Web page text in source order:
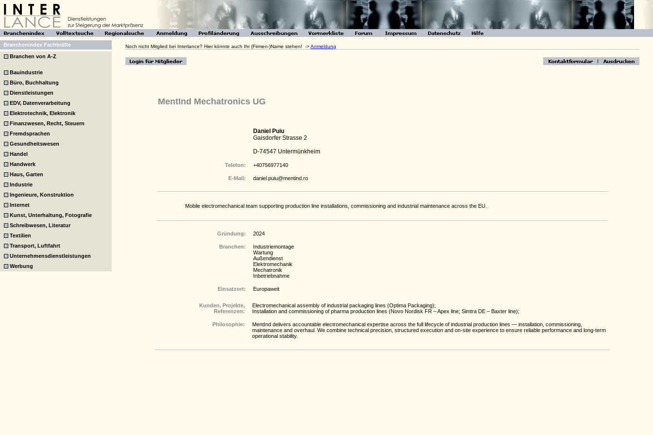
Branchenindex Fachkräfte Noch nicht Mitglied bei Interlance? Hier könnte auch Ihr (Firmen-)Name stehen! ->Anmeldung
Branchen von A-Z
Bauindustrie
Büro, Buchhaltung
Dienstleistungen
EDV, Datenverarbeitung
Elektrotechnik, Elektronik
Finanzwesen, Recht, Steuern
Fremdsprachen
Gesundheitswesen
Handel
Handwerk
Haus, Garten
Industrie
Ingenieure, Konstruktion
Internet
Kunst, Unterhaltung, Fotografie
Schreibwesen, Literatur
Textilien
Transport, Luftfahrt
Unternehmensdienstleistungen
Werbung
MentInd Mechatronics UG
Daniel Puiu
Gaisdorfer Strasse 2
D-74547 Untermünkheim
Telefon: +40756977140
E-Mail: daniel.puiu@mentind.ro
Mobile electromechanical team supporting production line installations, commissioning and industrial maintenance across the EU.
Gründung: 2024
Branchen:
Industriemontage
Wartung
Außendienst
Elektromechanik
Mechatronik
Inbetriebnahme
Einsatzort: Europaweit
Kunden, Projekte,
Referenzen:
Electromechanical assembly of industrial packaging lines (Optima Packaging);
Installation and commissioning of pharma production lines (Novo Nordisk FR – Apex line; Simtra DE – Baxter line);
Philosophie:
MentInd delivers accountable electromechanical expertise across the full lifecycle of industrial production lines — installation, commissioning,
maintenance and overhaul. We combine technical precision, structured execution and on-site experience to ensure reliable performance and long-term
operational stability.